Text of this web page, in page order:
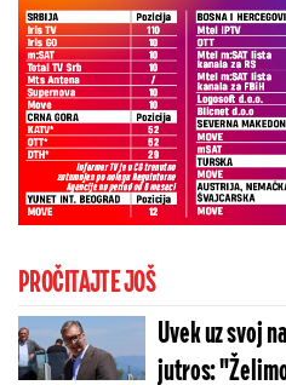
PROČITAJTE JOŠ
Uvek uz svoj
jutros: